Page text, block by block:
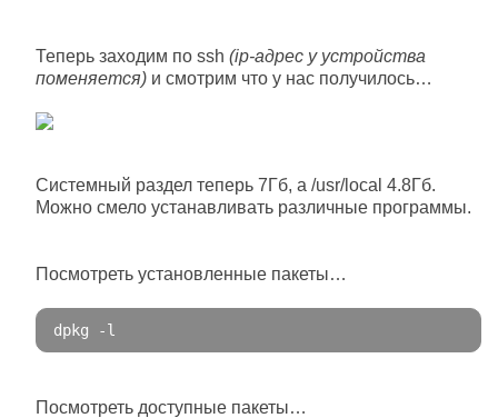
Теперь заходим по ssh (ip-адрес у устройства
поменяется) и смотрим что у нас получилось…
Системный раздел теперь 7Гб, а /usr/local 4.8Гб.
Можно смело устанавливать различные программы.
Посмотреть установленные пакеты…
dpkg -l
Посмотреть доступные пакеты…